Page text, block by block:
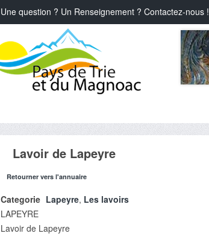
Une question ? Un Renseignement ? Contactez-nous !
Lavoir de Lapeyre
Retourner vers l'annuaire
Categorie Lapeyre, Les lavoirs
LAPEYRE
Lavoir de Lapeyre